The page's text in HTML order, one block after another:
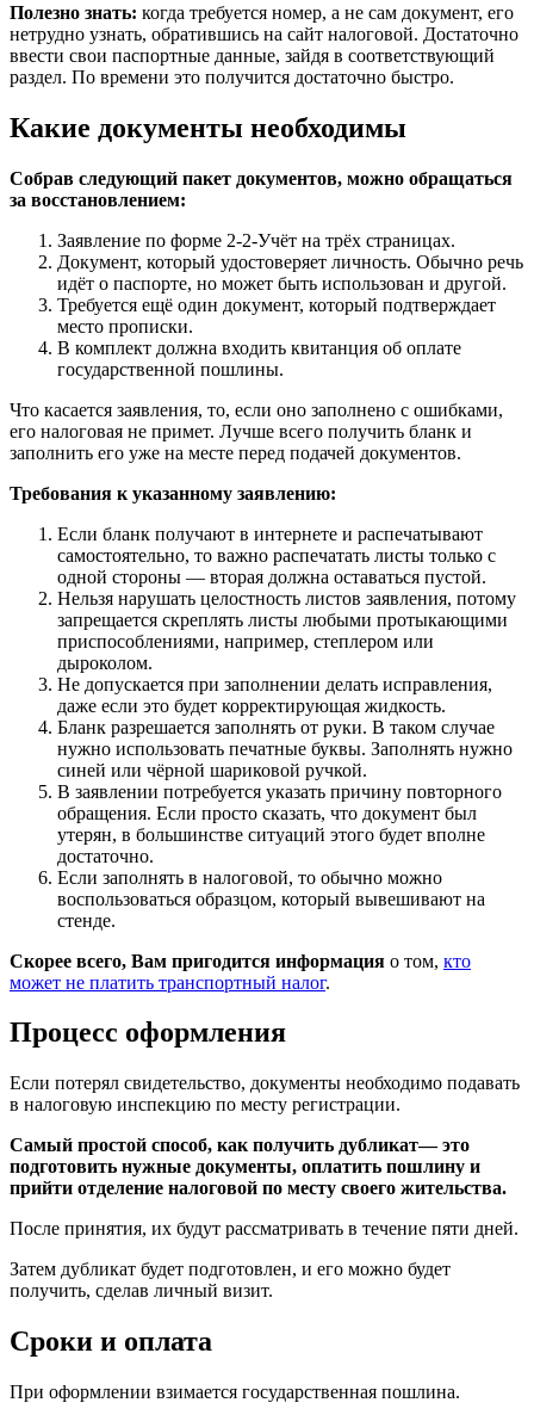
Полезно знать: когда требуется номер, а не сам документ, его
нетрудно узнать, обратившись на сайт налоговой. Достаточно
ввести свои паспортные данные, зайдя в соответствующий
раздел. По времени это получится достаточно быстро.
Какие документы необходимы
Собрав следующий пакет документов, можно обращаться
за восстановлением:
Заявление по форме 2-2-Учёт на трёх страницах.
Документ, который удостоверяет личность. Обычно речь
идёт о паспорте, но может быть использован и другой.
Требуется ещё один документ, который подтверждает
место прописки.
В комплект должна входить квитанция об оплате
государственной пошлины.
Что касается заявления, то, если оно заполнено с ошибками,
его налоговая не примет. Лучше всего получить бланк и
заполнить его уже на месте перед подачей документов.
Требования к указанному заявлению:
Если бланк получают в интернете и распечатывают
самостоятельно, то важно распечатать листы только с
одной стороны — вторая должна оставаться пустой.
Нельзя нарушать целостность листов заявления, потому
запрещается скреплять листы любыми протыкающими
приспособлениями, например, степлером или
дыроколом.
Не допускается при заполнении делать исправления,
даже если это будет корректирующая жидкость.
Бланк разрешается заполнять от руки. В таком случае
нужно использовать печатные буквы. Заполнять нужно
синей или чёрной шариковой ручкой.
В заявлении потребуется указать причину повторного
обращения. Если просто сказать, что документ был
утерян, в большинстве ситуаций этого будет вполне
достаточно.
Если заполнять в налоговой, то обычно можно
воспользоваться образцом, который вывешивают на
стенде.
Скорее всего, Вам пригодится информация о том, кто
может не платить транспортный налог.
Процесс оформления
Если потерял свидетельство, документы необходимо подавать
в налоговую инспекцию по месту регистрации.
Самый простой способ, как получить дубликат— это
подготовить нужные документы, оплатить пошлину и
прийти отделение налоговой по месту своего жительства.
После принятия, их будут рассматривать в течение пяти дней.
Затем дубликат будет подготовлен, и его можно будет
получить, сделав личный визит.
Сроки и оплата
При оформлении взимается государственная пошлина.